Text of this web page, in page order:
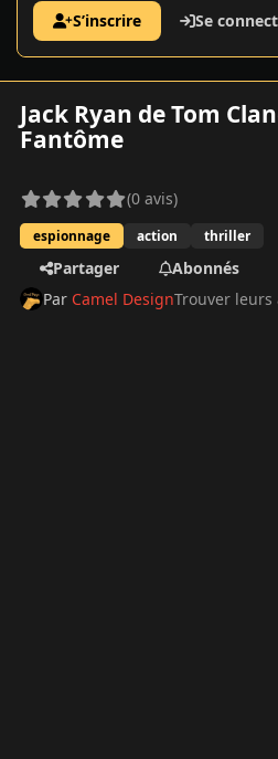
S’inscrire Se
Jack Ryan de Tom
Fantôme
(0 avis)
espionnage action thriller
Partager
Abonnés
Par Camel DesignTrouver